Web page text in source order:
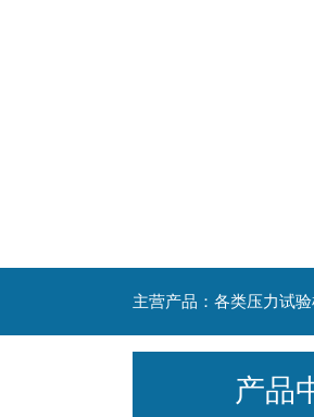
主营产品：各类压力试
产品